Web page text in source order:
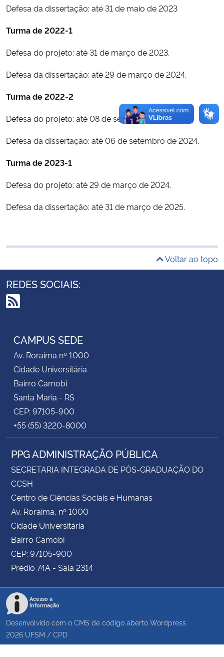
Secretaria-Geral
Secretaria de Governo
Gabinete de Segurança Institucional
Planalto
Defesa da dissertação: até 31 de maio de 2023
Turma de 2022-1
Defesa do projeto: até 31 de março de 2023.
Defesa da dissertação: até 29 de março de 2024.
Turma de 2022-2
Defesa do projeto: até 08 de setembro de 2023.
Defesa da dissertação: até 06 de setembro de 2024.
Turma de 2023-1
Defesa do projeto: até 29 de março de 2024.
Defesa da dissertação: até 31 de março de 2025.
Voltar ao topo
REDES SOCIAIS:
RSS
CAMPUS SEDE
Av. Roraima nº 1000
Cidade Universitária
Bairro Camobi
Santa Maria - RS
CEP: 97105-900
+55 (55) 3220-8000
PPG ADMINISTRAÇÃO PÚBLICA
SECRETARIA INTEGRADA DE PÓS-GRADUAÇÃO DO
CCSH
Centro de Ciências Sociais e Humanas
Av. Roraima, nº 1000
Cidade Universitária
Bairro Camobi
CEP: 97105-900
Prédio 74A - Sala 2314
Acesso à
Informação
Desenvolvido com o CMS de código aberto Wordpress
2026 UFSM / CPD